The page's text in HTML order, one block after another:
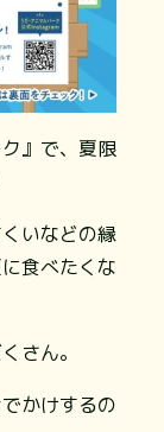
』で、夏限
いなどの縁
食べたくな
さん。
かけするの